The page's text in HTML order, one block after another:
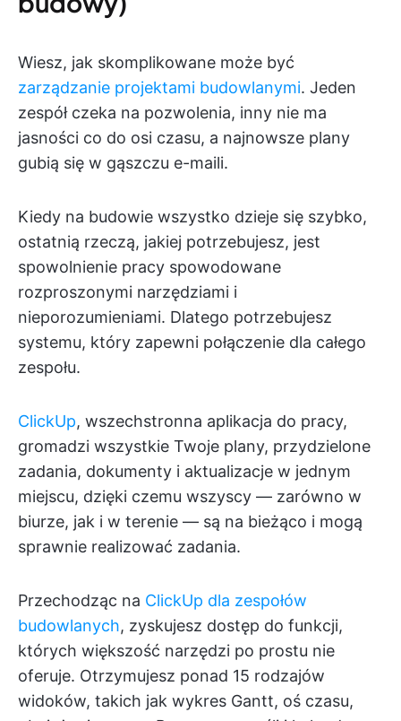
Wiesz, jak skomplikowane może być
zarządzanie projektami budowlanymi. Jeden
zespół czeka na pozwolenia, inny nie ma
jasności co do osi czasu, a najnowsze plany
gubią się w gąszczu e-maili.
Kiedy na budowie wszystko dzieje się szybko,
ostatnią rzeczą, jakiej potrzebujesz, jest
spowolnienie pracy spowodowane
rozproszonymi narzędziami i
nieporozumieniami. Dlatego potrzebujesz
systemu, który zapewni połączenie dla całego
zespołu.
ClickUp, wszechstronna aplikacja do pracy,
gromadzi wszystkie Twoje plany, przydzielone
zadania, dokumenty i aktualizacje w jednym
miejscu, dzięki czemu wszyscy — zarówno w
biurze, jak i w terenie — są na bieżąco i mogą
sprawnie realizować zadania.
Przechodząc na ClickUp dla zespołów
budowlanych, zyskujesz dostęp do funkcji,
których większość narzędzi po prostu nie
oferuje. Otrzymujesz ponad 15 rodzajów
widoków, takich jak wykres Gantt, oś czasu,